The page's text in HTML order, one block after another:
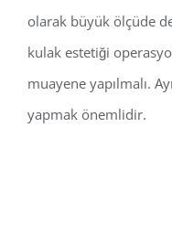
olarak büyük ölçüde
kulak estetiği
muayene yapılmalı.
yapmak önemlidir.